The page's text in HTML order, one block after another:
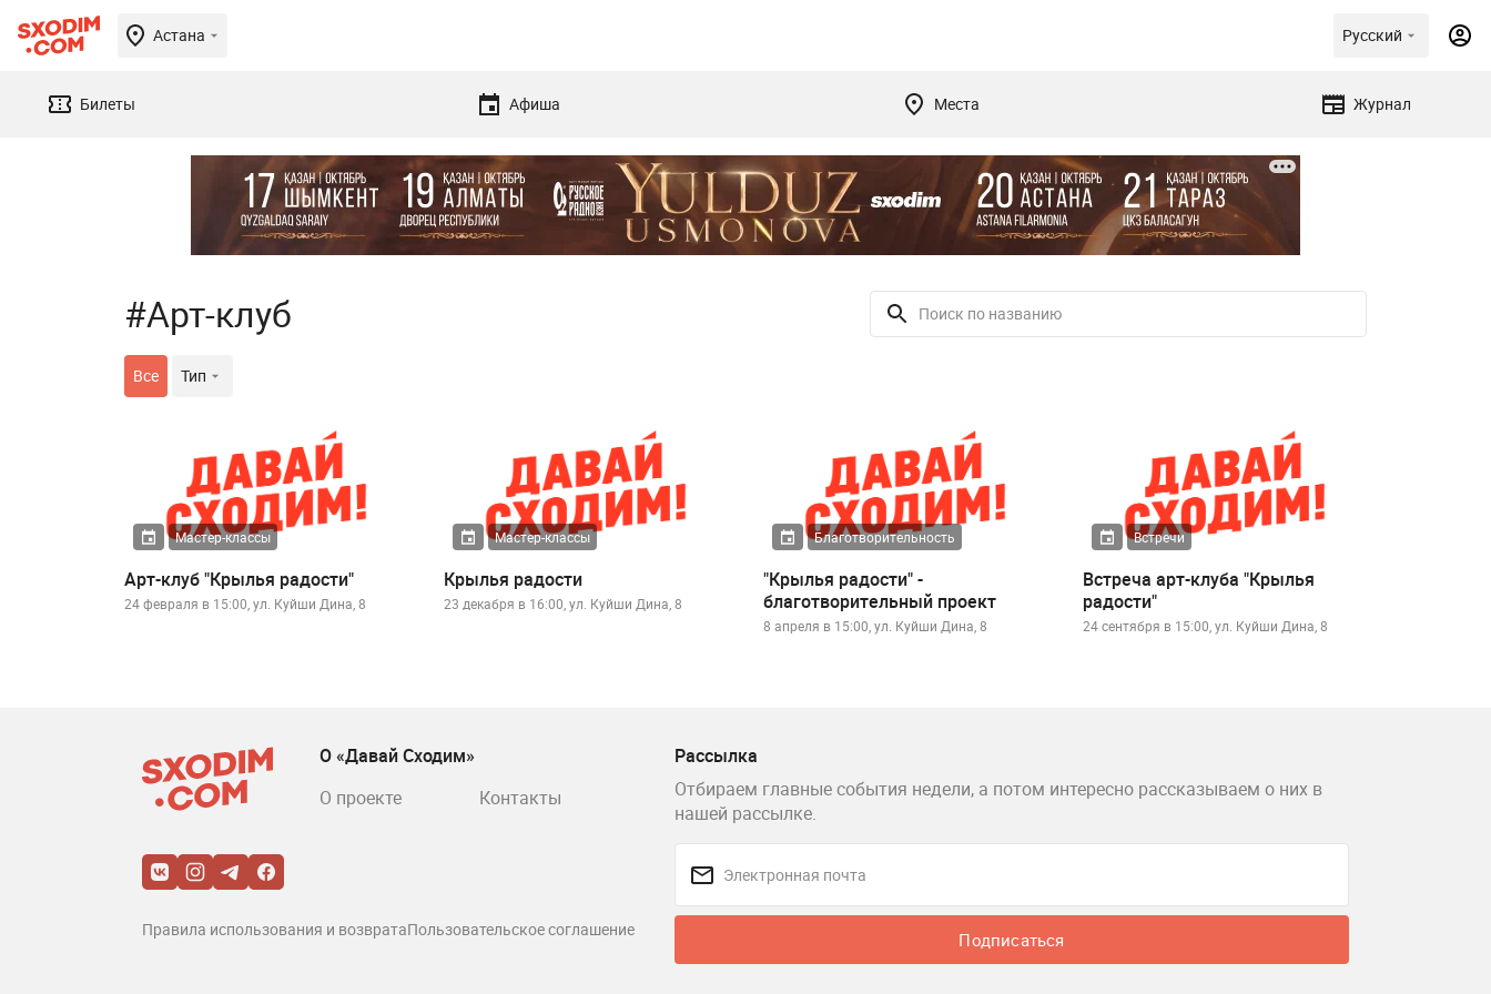
Астана Русский
Билеты Афиша Места Журнал
#Арт-клуб
Все Тип
Мастер-классы
Арт-клуб "Крылья радости"
24 февраля в 15:00, ул. Куйши Дина, 8
Мастер-классы
Крылья радости
23 декабря в 16:00, ул. Куйши Дина, 8
Благотворительность
"Крылья радости" -
благотворительный проект
8 апреля в 15:00, ул. Куйши Дина, 8
Встречи
Встреча арт-клуба "Крылья
радости"
24 сентября в 15:00, ул. Куйши Дина, 8
Рассылка
Отбираем главные события недели, а потом интересно рассказываем о них в
нашей рассылке.
Подписаться
О «Давай Сходим»
О проекте
Контакты
Правила использования и возвратаПользовательское соглашение